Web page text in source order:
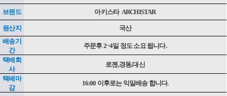
브랜드 아키스타 ARCHISTAR
원산지
국산
배송기
간
주문후 2~4일 정도 소요 됩니다.
택배회
사
로젠,경동,대신
택배마
감
16:00 이후로는 익일배송 합니다.